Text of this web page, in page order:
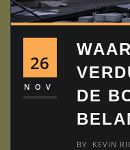
26
NOV
DE
BY KEVIN